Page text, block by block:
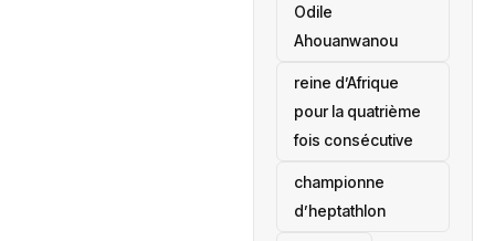
Odile
Ahouanwanou
reine d’Afrique
pour la quatrième
fois consécutive
championne
d’heptathlon